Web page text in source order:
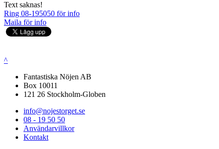
Text saknas!
Ring 08-195050 för info
Maila för info
^
Fantastiska Nöjen AB
Box 10011
121 26 Stockholm-Globen
info@nojestorget.se
08 - 19 50 50
Användarvillkor
Kontakt